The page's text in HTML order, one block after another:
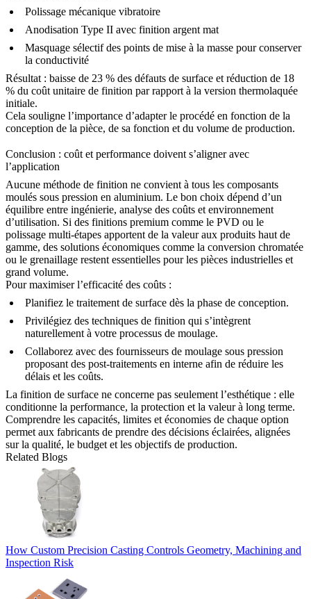
Polissage mécanique vibratoire
Anodisation Type II avec finition argent mat
Masquage sélectif des points de mise à la masse pour conserver
la conductivité
Résultat : baisse de 23 % des défauts de surface et réduction de 18
% du coût unitaire de finition par rapport à la version thermolaquée
initiale.
Cela souligne l’importance d’adapter le procédé en fonction de la
conception de la pièce, de sa fonction et du volume de production.
Conclusion : coût et performance doivent s’aligner avec
l’application
Aucune méthode de finition ne convient à tous les composants
moulés sous pression en aluminium. Le bon choix dépend d’un
équilibre entre ingénierie, analyse des coûts et environnement
d’utilisation. Si des finitions premium comme le PVD ou le
polissage multi-étapes apportent de la valeur aux produits haut de
gamme, des solutions économiques comme la conversion chromatée
ou le grenaillage restent essentielles pour les pièces industrielles et
grand volume.
Pour maximiser l’efficacité des coûts :
Planifiez le traitement de surface dès la phase de conception.
Privilégiez des techniques de finition qui s’intègrent
naturellement à votre processus de moulage.
Collaborez avec des fournisseurs de moulage sous pression
proposant des post-traitements en interne afin de réduire les
délais et les coûts.
La finition de surface ne concerne pas seulement l’esthétique : elle
conditionne la performance, la protection et la valeur à long terme.
Comprendre les capacités, limites et économies de chaque option
permet aux fabricants de prendre des décisions éclairées, alignées
sur la qualité, le budget et les objectifs de production.
Related Blogs
How Custom Precision Casting Controls Geometry, Machining and
Inspection Risk